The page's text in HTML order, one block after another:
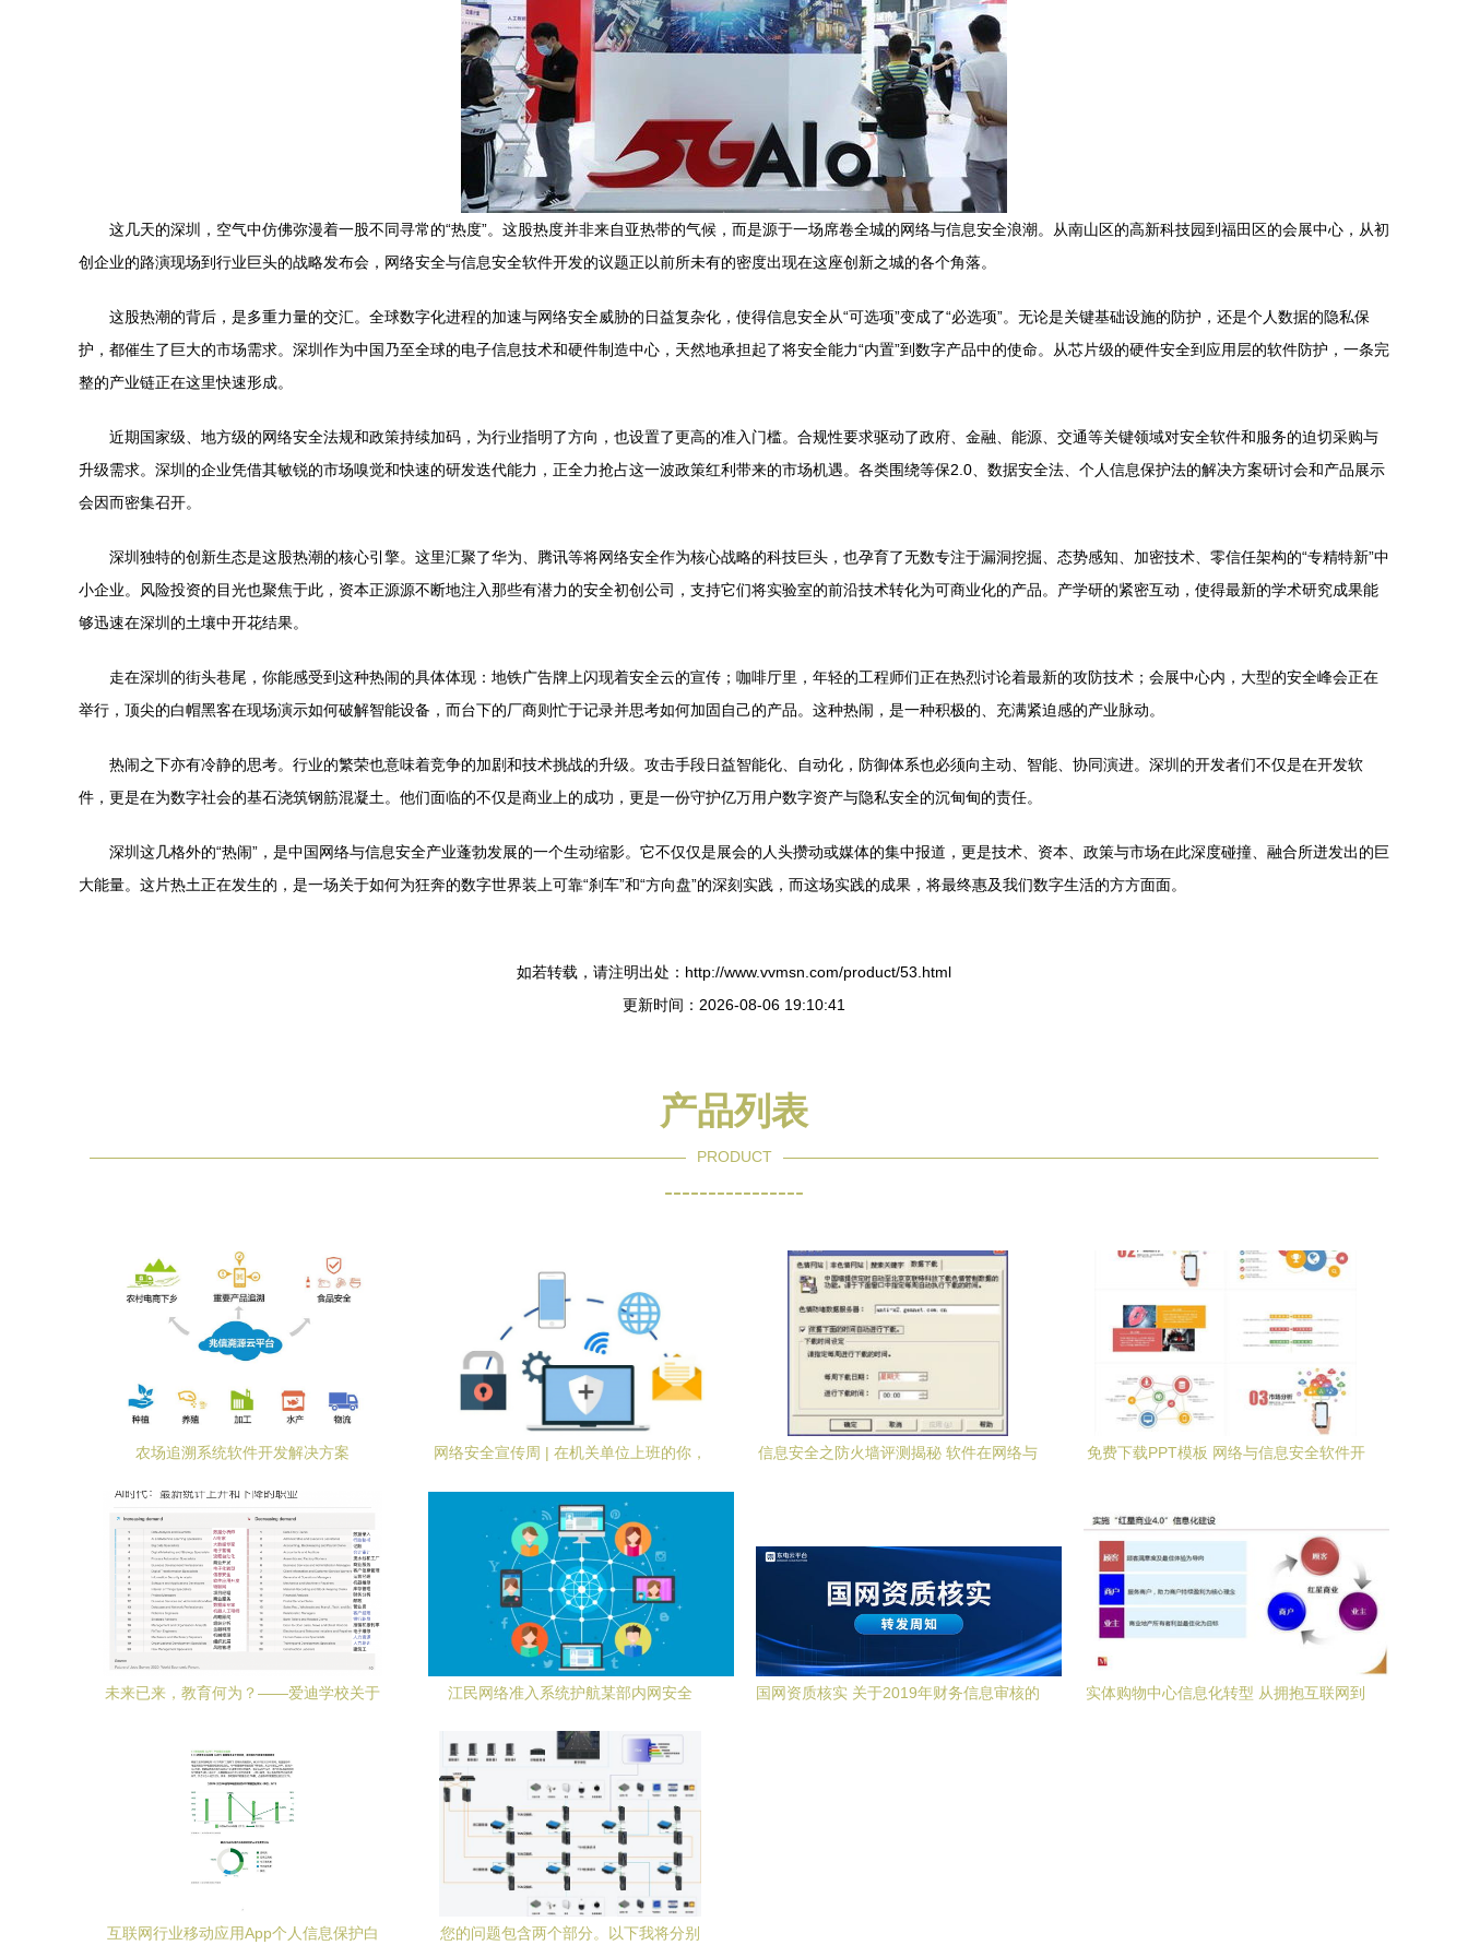
这几天的深圳，空气中仿佛弥漫着一股不同寻常的“热度”。这股热度并非来自亚热带的气候，而是源于一场席卷全城的网络与信息安全浪潮。从南山区的高新科技园到福田区的会展中心，从初
创企业的路演现场到行业巨头的战略发布会，网络安全与信息安全软件开发的议题正以前所未有的密度出现在这座创新之城的各个角落。
这股热潮的背后，是多重力量的交汇。全球数字化进程的加速与网络安全威胁的日益复杂化，使得信息安全从“可选项”变成了“必选项”。无论是关键基础设施的防护，还是个人数据的隐私保
护，都催生了巨大的市场需求。深圳作为中国乃至全球的电子信息技术和硬件制造中心，天然地承担起了将安全能力“内置”到数字产品中的使命。从芯片级的硬件安全到应用层的软件防护，一条完
整的产业链正在这里快速形成。
近期国家级、地方级的网络安全法规和政策持续加码，为行业指明了方向，也设置了更高的准入门槛。合规性要求驱动了政府、金融、能源、交通等关键领域对安全软件和服务的迫切采购与
升级需求。深圳的企业凭借其敏锐的市场嗅觉和快速的研发迭代能力，正全力抢占这一波政策红利带来的市场机遇。各类围绕等保2.0、数据安全法、个人信息保护法的解决方案研讨会和产品展示
会因而密集召开。
深圳独特的创新生态是这股热潮的核心引擎。这里汇聚了华为、腾讯等将网络安全作为核心战略的科技巨头，也孕育了无数专注于漏洞挖掘、态势感知、加密技术、零信任架构的“专精特新”中
小企业。风险投资的目光也聚焦于此，资本正源源不断地注入那些有潜力的安全初创公司，支持它们将实验室的前沿技术转化为可商业化的产品。产学研的紧密互动，使得最新的学术研究成果能
够迅速在深圳的土壤中开花结果。
走在深圳的街头巷尾，你能感受到这种热闹的具体体现：地铁广告牌上闪现着安全云的宣传；咖啡厅里，年轻的工程师们正在热烈讨论着最新的攻防技术；会展中心内，大型的安全峰会正在
举行，顶尖的白帽黑客在现场演示如何破解智能设备，而台下的厂商则忙于记录并思考如何加固自己的产品。这种热闹，是一种积极的、充满紧迫感的产业脉动。
热闹之下亦有冷静的思考。行业的繁荣也意味着竞争的加剧和技术挑战的升级。攻击手段日益智能化、自动化，防御体系也必须向主动、智能、协同演进。深圳的开发者们不仅是在开发软
件，更是在为数字社会的基石浇筑钢筋混凝土。他们面临的不仅是商业上的成功，更是一份守护亿万用户数字资产与隐私安全的沉甸甸的责任。
深圳这几格外的“热闹”，是中国网络与信息安全产业蓬勃发展的一个生动缩影。它不仅仅是展会的人头攒动或媒体的集中报道，更是技术、资本、政策与市场在此深度碰撞、融合所迸发出的巨
大能量。这片热土正在发生的，是一场关于如何为狂奔的数字世界装上可靠“刹车”和“方向盘”的深刻实践，而这场实践的成果，将最终惠及我们数字生活的方方面面。
如若转载，请注明出处：http://www.vvmsn.com/product/53.html
更新时间：2026-08-06 19:10:41
产品列表
PRODUCT
----------------
农场追溯系统软件开发解决方案
网络安全宣传周 | 在机关单位上班的你，
信息安全之防火墙评测揭秘 软件在网络与
免费下载PPT模板 网络与信息安全软件开
未来已来，教育何为？——爱迪学校关于
江民网络准入系统护航某部内网安全
国网资质核实 关于2019年财务信息审核的
实体购物中心信息化转型 从拥抱互联网到
互联网行业移动应用App个人信息保护白 您的问题包含两个部分。以下我将分别